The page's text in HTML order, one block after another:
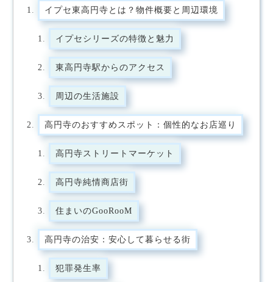
イプセ東高円寺とは？物件概要と周辺環境
イプセシリーズの特徴と魅力
東高円寺駅からのアクセス
周辺の生活施設
高円寺のおすすめスポット：個性的なお店巡り
高円寺ストリートマーケット
高円寺純情商店街
住まいのGooRooM
高円寺の治安：安心して暮らせる街
犯罪発生率